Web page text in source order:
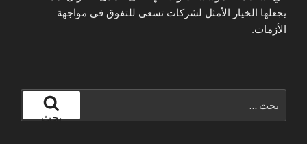
يجعلها الخيار الأمثل لشركات تسعى للتفوق في مواجهة
الأزمات.
عن:
بحث